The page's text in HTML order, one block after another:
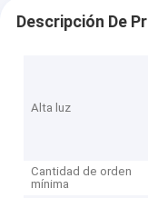
Descripción De
Alta luz
Cantidad de orden
mínima